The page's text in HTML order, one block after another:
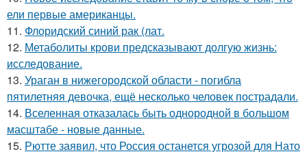
ели первые американцы.
11. Флоридский синий рак (лат.
12. Метаболиты крови предсказывают долгую жизнь:
исследование.
13. Ураган в нижегородской области - погибла
пятилетняя девочка, ещё несколько человек пострадали.
14. Вселенная отказалась быть однородной в большом
масштабе - новые данные.
15. Рютте заявил, что Россия останется угрозой для Нато